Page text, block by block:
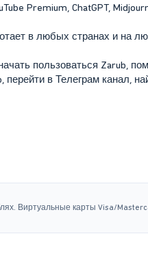
Premium, ChatGPT,
в любых странах и на
пользоваться Zarub,
перейти в Телеграм канал,
Виртуальные карты Visa/